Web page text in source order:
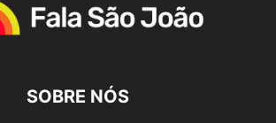
SOBRE NÓS